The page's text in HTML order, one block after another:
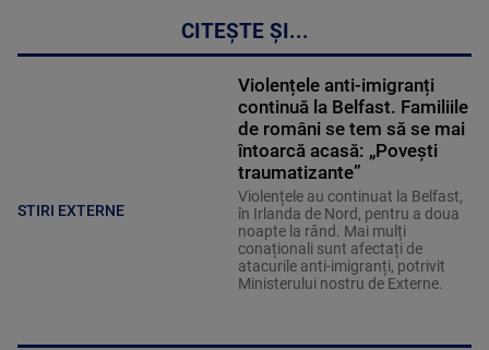
CITEȘTE ȘI...
STIRI EXTERNE
Violențele anti-imigranți
continuă la Belfast. Familiile
de români se tem să se mai
întoarcă acasă: „Povești
traumatizante”
Violențele au continuat la Belfast,
în Irlanda de Nord, pentru a doua
noapte la rând. Mai mulți
conaționali sunt afectați de
atacurile anti-imigranți, potrivit
Ministerului nostru de Externe.